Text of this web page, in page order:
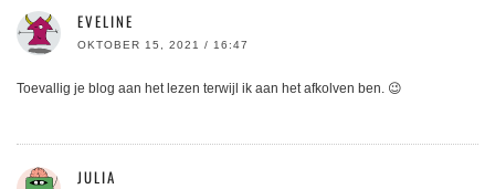
EVELINE
OKTOBER 15, 2021 / 16:47
Toevallig je blog aan het lezen terwijl ik aan het afkolven ben. 😉
JULIA